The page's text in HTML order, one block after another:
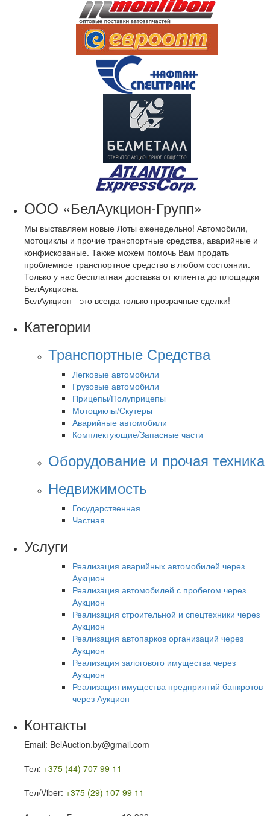
OOO «БелАукцион-Групп»
Мы выставляем новые Лоты еженедельно! Автомобили,
мотоциклы и прочие транспортные средства, аварийные и
конфискованые. Также можем помочь Вам продать
проблемное транспортное средство в любом состоянии.
Только у нас бесплатная доставка от клиента до площадки
БелАукциона.
БелАукцион - это всегда только прозрачные сделки!
Категории
Транспортные Средства
Легковые автомобили
Грузовые автомобили
Прицепы/Полуприцепы
Мотоциклы/Скутеры
Аварийные автомобили
Комплектующие/Запасные части
Оборудование и прочая техника
Недвижимость
Государственная
Частная
Услуги
Реализация аварийных автомобилей через
Аукцион
Реализация автомобилей с пробегом через
Аукцион
Реализация строительной и спецтехники через
Аукцион
Реализация автопарков организаций через
Аукцион
Реализация залогового имущества через
Аукцион
Реализация имущества предприятий банкротов
через Аукцион
Контакты
Email: BelAuction.by@gmail.com
Тел: +375 (44) 707 99 11
Тел/Viber: +375 (29) 107 99 11